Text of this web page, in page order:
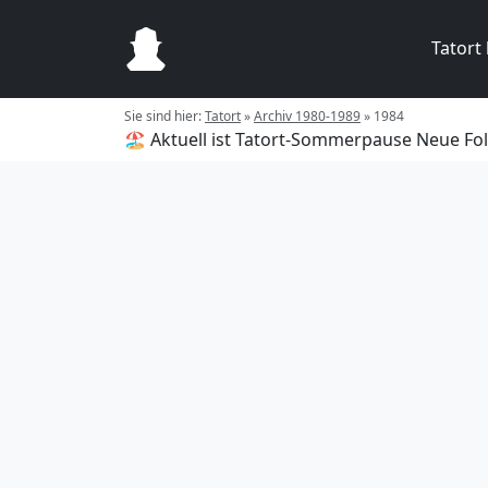
Tatort
Sie sind hier:Tatort»Archiv 1980-1989» 1984
🏖️ Aktuell ist Tatort-Sommerpause Neue